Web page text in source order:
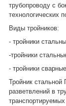
трубопроводу с
технологических
Виды тройников:
- тройники
-тройники
- тройники сварные
Тройник
разветвлений в